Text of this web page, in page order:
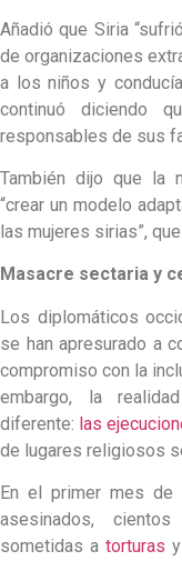
Añadió que Siria
de organizaciones
a los niños y
continuó diciendo
responsables de sus
También dijo que la
“crear un modelo
las mujeres sirias”,
Masacre sectaria y
Los diplomáticos
se han apresurado a
compromiso con la
embargo, la
diferente: las
de lugares religiosos
En el primer mes de
asesinados,
sometidas atorturas y